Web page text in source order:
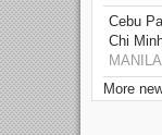
Cebu
Chi
More